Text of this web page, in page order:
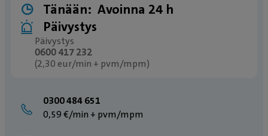
Tänään: Avoinna 24 h
Päivystys
Päivystys
0600 417 232
(2,30 eur/min + pvm/mpm)
0300 484 651
0,59 €/min + pvm/mpm